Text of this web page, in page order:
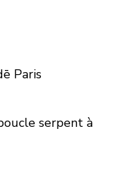
Paris
serpent à